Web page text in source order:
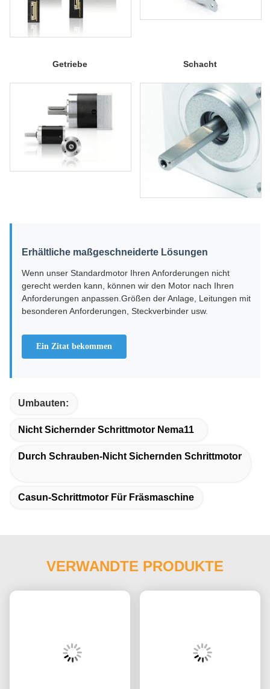
Getriebe Schacht
Erhältliche maßgeschneiderte Lösungen
Wenn unser Standardmotor Ihren Anforderungen nicht
gerecht werden kann, können wir den Motor nach Ihren
Anforderungen anpassen.Größen der Anlage, Leitungen mit
besonderen Anforderungen, Steckverbinder usw.
Ein Zitat bekommen
Umbauten:
Nicht Sichernder Schrittmotor Nema11
Durch Schrauben-Nicht Sichernden Schrittmotor
Casun-Schrittmotor Für Fräsmaschine
VERWANDTE PRODUKTE